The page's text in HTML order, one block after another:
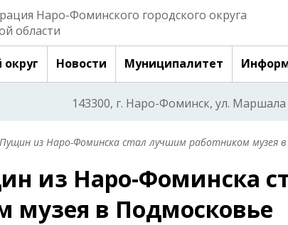
Наро-Фоминского городского округа
области
округ Новости Муниципалитет
143300, г. Наро-Фоминск, ул.
из Наро-Фоминска стал лучшим работником музея
из Наро-Фоминска
музея в Подмосковье